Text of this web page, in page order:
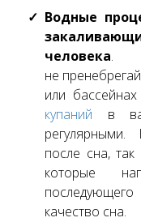
Водные
человека. В
не
или
купаний в
регулярными.
после сна,
которые
качество сна.